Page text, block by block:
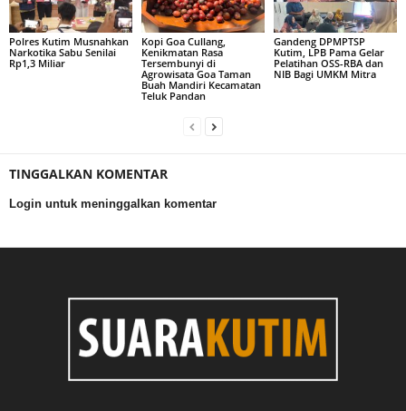
Polres Kutim Musnahkan
Narkotika Sabu Senilai
Rp1,3 Miliar
Kopi Goa Cullang,
Kenikmatan Rasa
Tersembunyi di
Agrowisata Goa Taman
Buah Mandiri Kecamatan
Teluk Pandan
Gandeng DPMPTSP
Kutim, LPB Pama Gelar
Pelatihan OSS-RBA dan
NIB Bagi UMKM Mitra
TINGGALKAN KOMENTAR
Login untuk meninggalkan komentar